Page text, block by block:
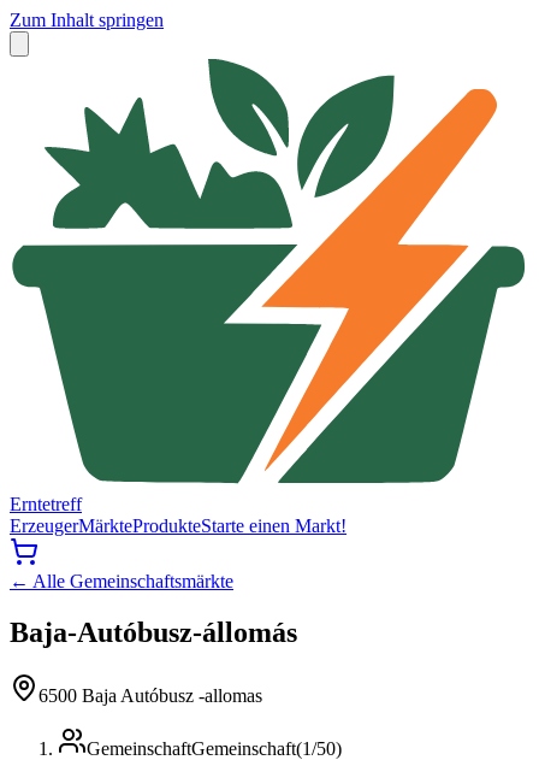
Zum Inhalt springen
Erntetreff
ErzeugerMärkteProdukteStarte einen Markt!
← Alle Gemeinschaftsmärkte
Baja-Autóbusz-állomás
6500 Baja Autóbusz -allomas
GemeinschaftGemeinschaft(1/50)